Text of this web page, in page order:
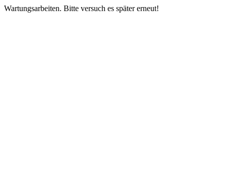
Wartungsarbeiten. Bitte versuch es später erneut!